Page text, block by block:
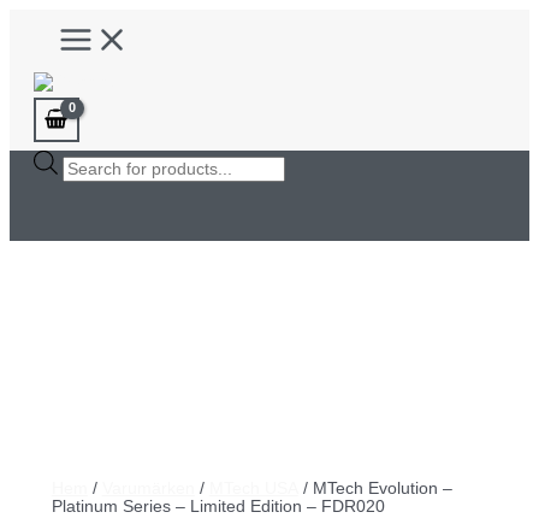
innehåll
Main
Menu
Products
search
/ /
/ MTech Evolution –
Platinum Series – Limited Edition – FDR020